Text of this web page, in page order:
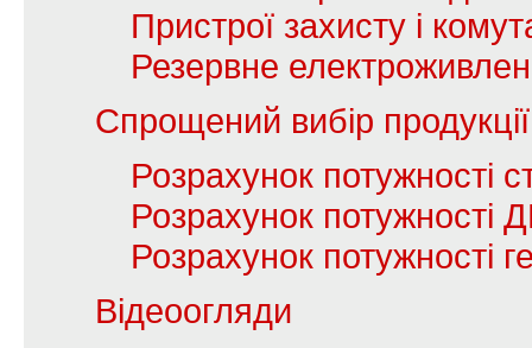
Пристрої захисту і
Резервне
Спрощений вибір продукції
Розрахунок потужності
Розрахунок потужності
Розрахунок потужності
Відеоогляди